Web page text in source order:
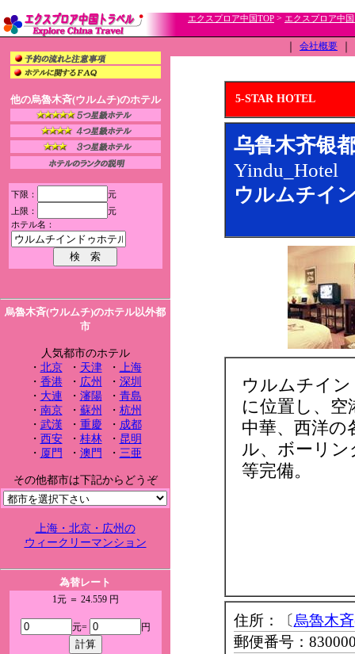
エクスプロア中国TOP > エクスプロア中
他の烏魯木斉(ウルムチ)のホテル
下限：
元
上限：
元
ホテル名：
烏魯木斉(ウルムチ)のホテル以外都
市
人気都市のホテル
・ 北京・ 天津・ 上海
・ 香港・ 広州 ・ 深圳
・ 大連 ・ 瀋陽・ 青島
・ 南京・ 蘇州 ・ 杭州
・ 武漢 ・ 重慶 ・ 成都
・ 西安・ 桂林・ 昆明
・ 厦門 ・ 澳門 ・ 三亜
その他都市は下記からどうぞ
上海・北京・広州の
ウィークリーマンション
為替レート
1元 ＝ 24.559 円
元= 円
会社概要
5-STAR HOTEL
乌鲁木齐银
Yindu_Hotel
ウルムチイ
ウルムチイ
に位置し、
中華、西洋
ル、ボーリ
等完備。
住所：〔 烏魯木
郵便番号：